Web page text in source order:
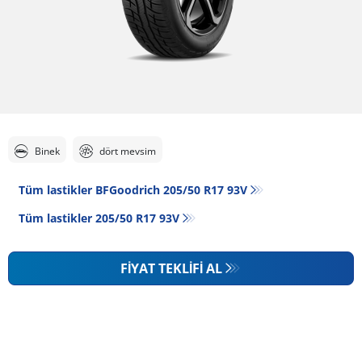
Binek dört mevsim
Tüm lastikler BFGoodrich 205/50 R17 93V
Tüm lastikler‎ 205/50 R17 93V
FIYAT TEKLIFI AL